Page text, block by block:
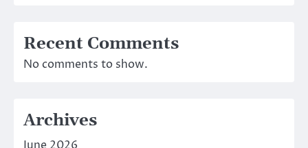
Recent Comments
No comments to show.
Archives